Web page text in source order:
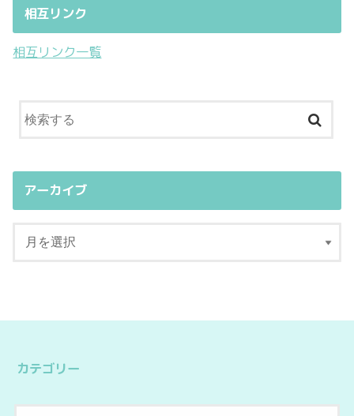
相互リンク
相互リンク一覧
アーカイブ
カテゴリー